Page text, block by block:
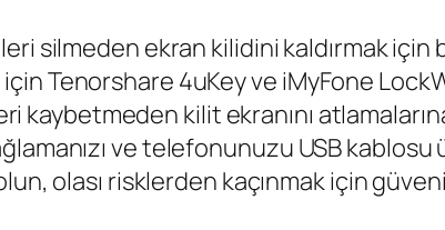
silmeden ekran kilidini kaldırmak için
Tenorshare 4uKey ve iMyFone
kilit ekranını
ve telefonunuzu USB
olası risklerden kaçınmak için